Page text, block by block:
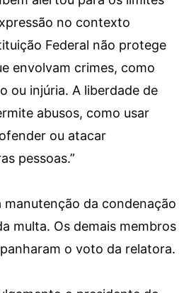
no contexto
Federal não protege
envolvam crimes, como
ou injúria. A liberdade de
abusos, como usar
ou atacar
pessoas.”
manutenção da condenação
multa. Os demais membros
o voto da relatora.